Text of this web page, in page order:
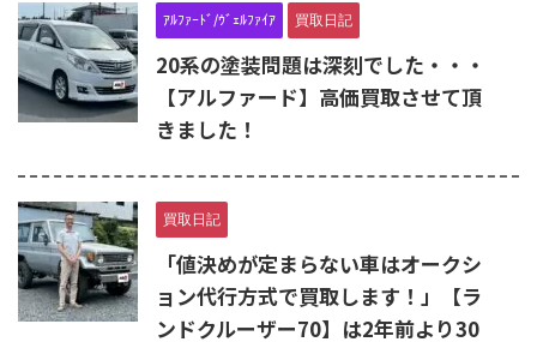
ｱﾙﾌｧｰﾄﾞ/ｳﾞｪﾙﾌｧｲｱ 買取日記
20系の塗装問題は深刻でした・・・
【アルファード】高価買取させて頂
きました！
買取日記
「値決めが定まらない車はオークシ
ョン代行方式で買取します！」【ラ
ンドクルーザー70】は2年前より30